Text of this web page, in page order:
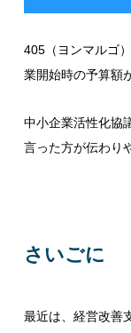
405（ヨンマルゴ
業開始時の予算額
中小企業活性化協
言った方が伝わり
さいごに
最近は、経営改善